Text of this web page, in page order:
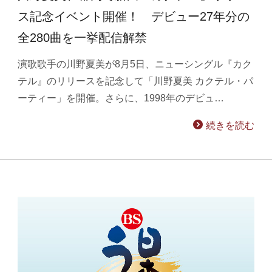
ス記念イベント開催！ デビュー27年分の
全280曲を一挙配信解禁
演歌歌手の川野夏美が8月5日、ニューシングル『カク
テル』のリリースを記念して「川野夏美 カクテル・パ
ーティー」を開催。さらに、1998年のデビュ…
続きを読む